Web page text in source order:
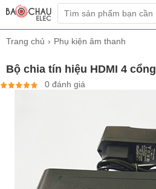
Trang chủ Phụ kiện âm thanh
Bộ chia tín hiệu HDMI 4 cổng
0 đánh giá